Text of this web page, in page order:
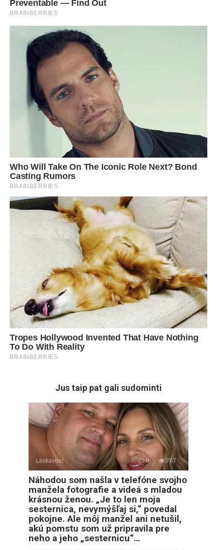
Jus taip pat gali sudominti
Láskavosť 0 707
Náhodou som našla v telefóne svojho
manžela fotografie a videá s mladou
krásnou ženou. „Je to len moja
sesternica, nevymýšľaj si,“ povedal
pokojne. Ale môj manžel ani netušil,
akú pomstu som už pripravila pre
neho a jeho „sesternicu“…